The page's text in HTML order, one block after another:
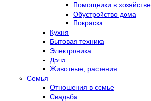
Помощники в хозяйстве
Обустройство дома
Покраска
Кухня
Бытовая техника
Электроника
Дача
Животные, растения
Семья
Отношения в семье
Свадьба